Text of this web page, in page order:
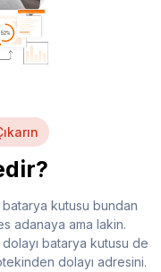
batarya kutusu bundan
adanaya ama lakin.
batarya kutusu de
dolayı adresini.